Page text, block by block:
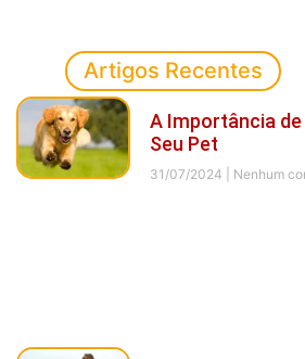
Artigos Recentes
A Importância
Seu Pet
31/07/2024 Nenhum